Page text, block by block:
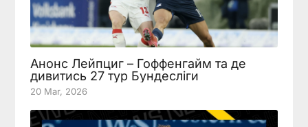
Анонс Лейпциг – Гоффенгайм та де
дивитись 27 тур Бундесліги
20 Mar, 2026